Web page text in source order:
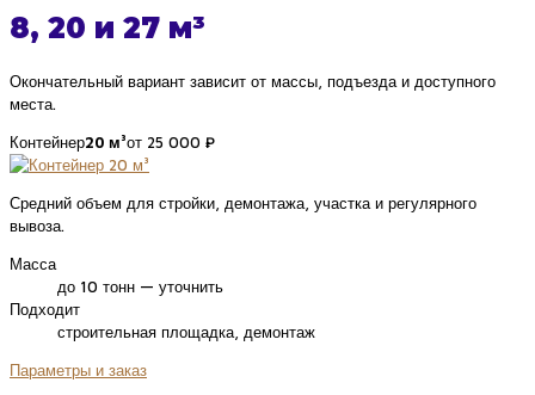
8, 20 и 27 м³
Окончательный вариант зависит от массы, подъезда и доступного
места.
Контейнер20 м³от 25 000 ₽
Средний объем для стройки, демонтажа, участка и регулярного
вывоза.
Масса
до 10 тонн — уточнить
Подходит
строительная площадка, демонтаж
Параметры и заказ